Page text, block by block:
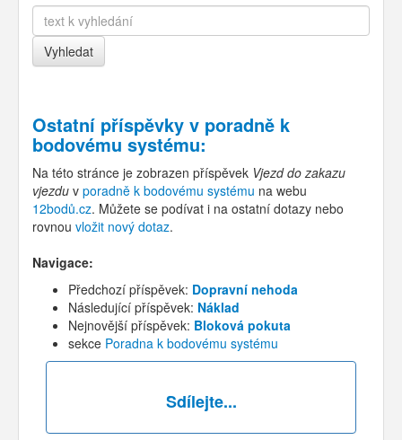
Ostatní příspěvky v poradně k
bodovému systému:
Na této stránce je zobrazen příspěvek Vjezd do zakazu
vjezdu v poradně k bodovému systému na webu
12bodů.cz. Můžete se podívat i na ostatní dotazy nebo
rovnou vložit nový dotaz.
Navigace:
Předchozí příspěvek: Dopravní nehoda
Následující příspěvek: Náklad
Nejnovější příspěvek: Bloková pokuta
sekce Poradna k bodovému systému
Sdílejte...